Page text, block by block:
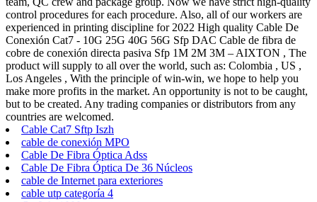
control procedures for each procedure. Also, all of our workers are
experienced in printing discipline for 2022 High quality Cable De
Conexión Cat7 - 10G 25G 40G 56G Sfp DAC Cable de fibra de
cobre de conexión directa pasiva Sfp 1M 2M 3M – AIXTON , The
product will supply to all over the world, such as: Colombia , US ,
Los Angeles , With the principle of win-win, we hope to help you
make more profits in the market. An opportunity is not to be caught,
but to be created. Any trading companies or distributors from any
countries are welcomed.
Cable Cat7 Sftp Iszh
cable de conexión MPO
Cable De Fibra Óptica Adss
Cable De Fibra Óptica De 36 Núcleos
cable de Internet para exteriores
cable utp categoría 4